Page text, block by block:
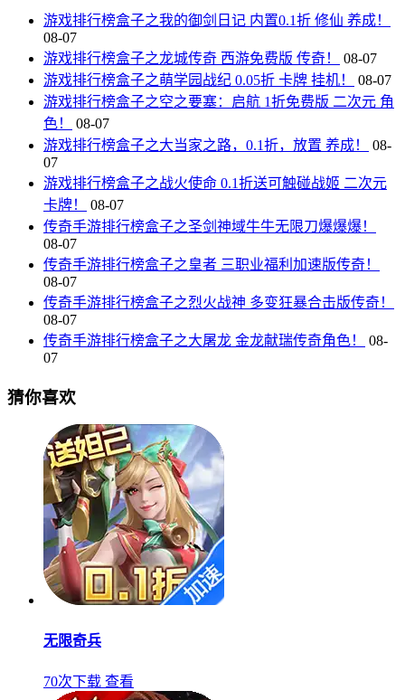
游戏排行榜盒子之我的御剑日记 内置0.1折 修仙 养成！
08-07
游戏排行榜盒子之龙城传奇 西游免费版 传奇！
08-07
游戏排行榜盒子之萌学园战纪 0.05折 卡牌 挂机！
08-07
游戏排行榜盒子之空之要塞：启航 1折免费版 二次元 角
色！
08-07
游戏排行榜盒子之大当家之路，0.1折，放置 养成！
08-
07
游戏排行榜盒子之战火使命 0.1折送可触碰战姬 二次元
卡牌！
08-07
传奇手游排行榜盒子之圣剑神域牛牛无限刀爆爆爆！
08-07
传奇手游排行榜盒子之皇者 三职业福利加速版传奇！
08-07
传奇手游排行榜盒子之烈火战神 多变狂暴合击版传奇！
08-07
传奇手游排行榜盒子之大屠龙 金龙献瑞传奇角色！
08-
07
猜你喜欢
无限奇兵
70次下载 查看